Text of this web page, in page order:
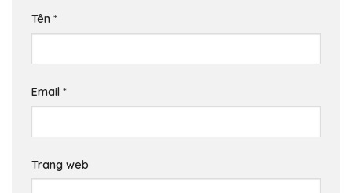
Tên *
Email *
Trang web